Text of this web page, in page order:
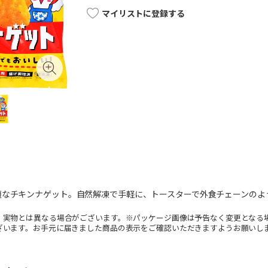
マイリストに登録する
チキンナゲット。自然解凍で手軽に、トースターで外食チェーンの
物とは異なる場合がございます。※パッケージ画像は予告なく変更とな
ます。お手元に届きました商品の表示をご確認いただきますようお願いし